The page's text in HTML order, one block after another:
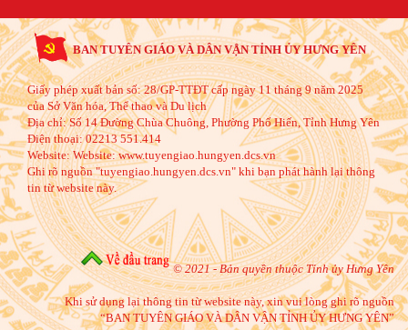
BAN TUYÊN GIÁO VÀ DÂN VẬN TỈNH ỦY HƯNG YÊN
Giấy phép xuất bản số: 28/GP-TTĐT cấp ngày 11 tháng 9 năm 2025
của Sở Văn hóa, Thể thao và Du lịch
Địa chỉ:Số 14 Đường Chùa Chuông, Phường Phố Hiến, Tỉnh Hưng Yên
Điện thoại:02213 551.414
Website:Website: www.tuyengiao.hungyen.dcs.vn
Ghi rõ nguồn "tuyengiao.hungyen.dcs.vn" khi bạn phát hành lại thông
tin từ website này.
© 2021 - Bản quyền thuộc Tỉnh ủy Hưng Yên
Khi sử dụng lại thông tin từ website này, xin vui lòng ghi rõ nguồn
“BAN TUYÊN GIÁO VÀ DÂN VẬN TỈNH ỦY HƯNG YÊN”